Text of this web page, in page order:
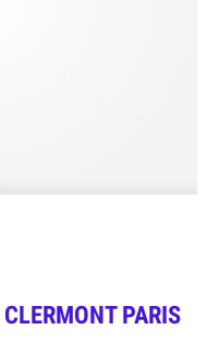
CLERMONT PARIS